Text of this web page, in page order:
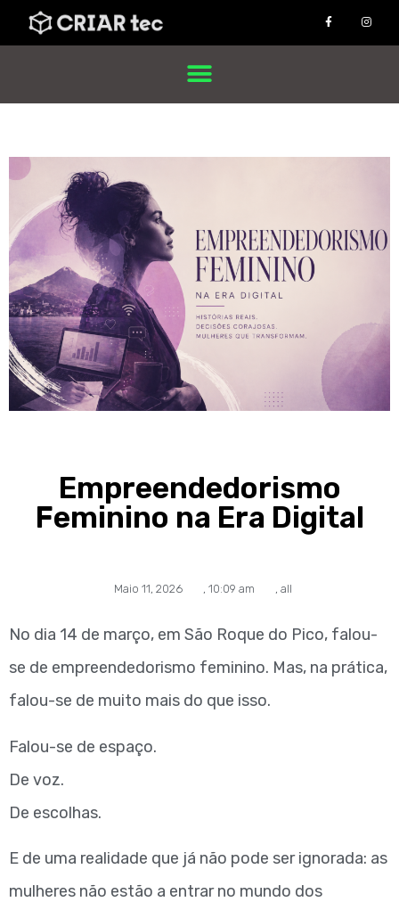
Empreendedorismo
Feminino na Era Digital
Maio 11, 2026 , 10:09 am , all
No dia 14 de março, em São Roque do Pico, falou-
se de empreendedorismo feminino. Mas, na prática,
falou-se de muito mais do que isso.
Falou-se de espaço.
De voz.
De escolhas.
E de uma realidade que já não pode ser ignorada: as
mulheres não estão a entrar no mundo dos